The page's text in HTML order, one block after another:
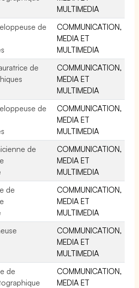
MULTIMEDIA
de
COMMUNICATION,
MEDIA ET
MULTIMEDIA
de
COMMUNICATION,
MEDIA ET
MULTIMEDIA
de
COMMUNICATION,
MEDIA ET
MULTIMEDIA
de
COMMUNICATION,
MEDIA ET
MULTIMEDIA
de
COMMUNICATION,
MEDIA ET
MULTIMEDIA
COMMUNICATION,
MEDIA ET
MULTIMEDIA
de
COMMUNICATION,
MEDIA ET